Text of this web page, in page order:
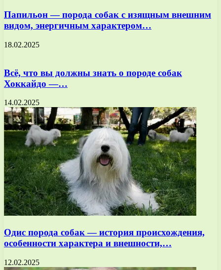
Папильон — порода собак с изящным внешним
видом, энергичным характером…
18.02.2025
Всё, что вы должны знать о породе собак
Хоккайдо —…
14.02.2025
Одис порода собак — история происхождения,
особенности характера и внешности,…
12.02.2025